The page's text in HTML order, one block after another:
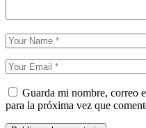
Guarda mi nombre, correo
para la próxima vez que